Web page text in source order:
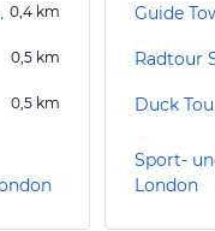
0,4 km
0,5 km
0,5 km
Guide
Duck
Sport-
London